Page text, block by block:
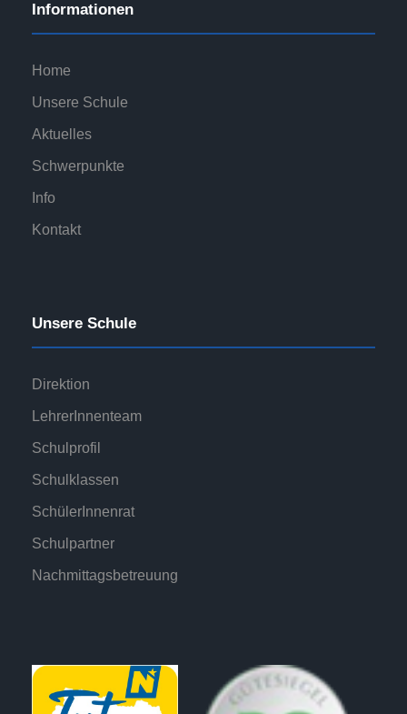
Informationen
Home
Unsere Schule
Aktuelles
Schwerpunkte
Info
Kontakt
Unsere Schule
Direktion
LehrerInnenteam
Schulprofil
Schulklassen
SchülerInnenrat
Schulpartner
Nachmittagsbetreuung